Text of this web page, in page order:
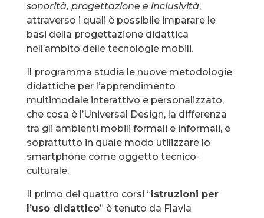
sonorità, progettazione e inclusività,
attraverso i quali è possibile imparare le
basi della progettazione didattica
nell’ambito delle tecnologie mobili.
Il programma studia le nuove metodologie
didattiche per l’apprendimento
multimodale interattivo e personalizzato,
che cosa è l’Universal Design, la differenza
tra gli ambienti mobili formali e informali, e
soprattutto in quale modo utilizzare lo
smartphone come oggetto tecnico-
culturale.
Il primo dei quattro corsi “ Istruzioni per
l’uso didattico” è tenuto da Flavia